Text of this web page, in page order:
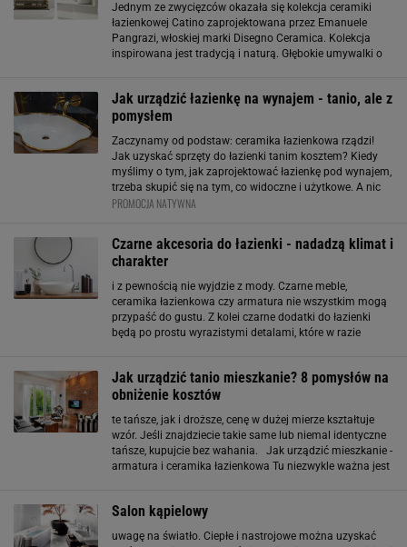
Jednym ze zwycięzców okazała się kolekcja ceramiki
łazienkowej Catino zaprojektowana przez Emanuele
Pangrazi, włoskiej marki Disegno Ceramica. Kolekcja
inspirowana jest tradycją i naturą. Głębokie umywalki o
Jak urządzić łazienkę na wynajem - tanio, ale z
pomysłem
Zaczynamy od podstaw: ceramika łazienkowa rządzi!
Jak uzyskać sprzęty do łazienki tanim kosztem? Kiedy
myślimy o tym, jak zaprojektować łazienkę pod wynajem,
trzeba skupić się na tym, co widoczne i użytkowe. A nic
nie rzuca się w oczy (ani nie zużywa się) tak szybko, jak
PROMOCJA NATYWNA
Czarne akcesoria do łazienki - nadadzą klimat i
charakter
i z pewnością nie wyjdzie z mody. Czarne meble,
ceramika łazienkowa czy armatura nie wszystkim mogą
przypaść do gustu. Z kolei czarne dodatki do łazienki
będą po prostu wyrazistymi detalami, które w razie
Jak urządzić tanio mieszkanie? 8 pomysłów na
obniżenie kosztów
te tańsze, jak i droższe, cenę w dużej mierze kształtuje
wzór. Jeśli znajdziecie takie same lub niemal identyczne
tańsze, kupujcie bez wahania. Jak urządzić mieszkanie -
armatura i ceramika łazienkowa Tu niezwykle ważna jest
Salon kąpielowy
uwagę na światło. Ciepłe i nastrojowe można uzyskać